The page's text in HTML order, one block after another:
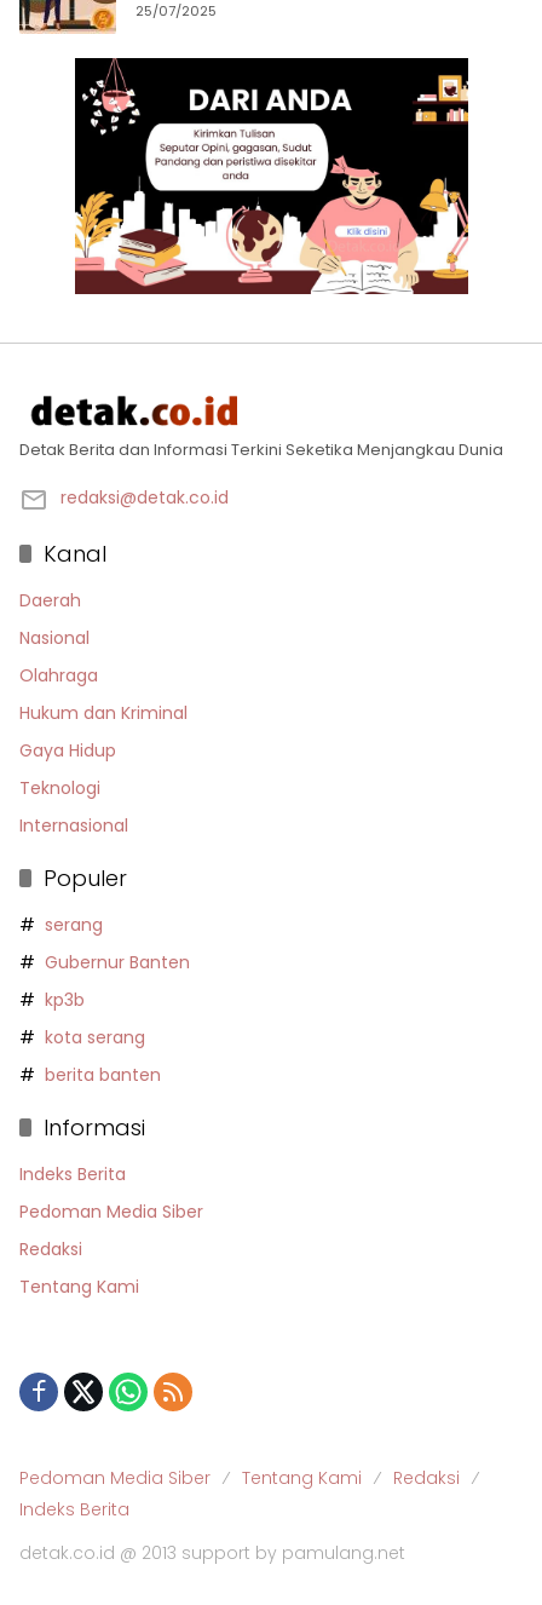
25/07/2025
Detak Berita dan Informasi Terkini Seketika Menjangkau Dunia
redaksi@detak.co.id
Kanal
Daerah
Nasional
Olahraga
Hukum dan Kriminal
Gaya Hidup
Teknologi
Internasional
Populer
serang
Gubernur Banten
kp3b
kota serang
berita banten
Informasi
Indeks Berita
Pedoman Media Siber
Redaksi
Tentang Kami
Pedoman Media Siber Tentang Kami
Redaksi
Indeks Berita
detak.co.id @ 2013 support by pamulang.net